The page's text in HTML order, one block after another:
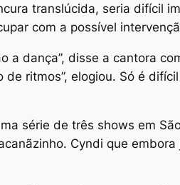
translúcida, seria difícil
com a possível
a dança”, disse a cantora
ritmos”, elogiou. Só é
série de três shows em
Cyndi que